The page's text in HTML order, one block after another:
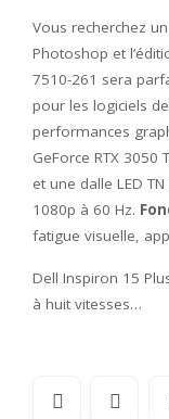
Vous recherchez
Photoshop et
7510-261 sera
pour les logiciels
performances
GeForce RTX
et une dalle LED
1080p à 60 Hz.
fatigue visuelle,
Dell Inspiron 15
à huit vitesses…